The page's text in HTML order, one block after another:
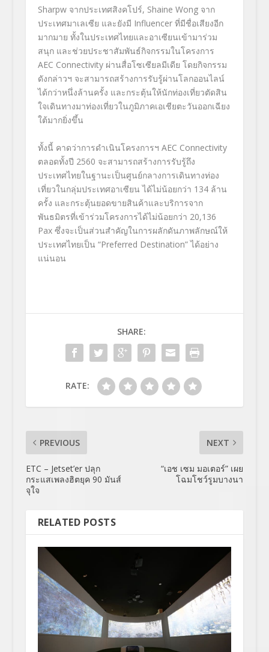
Sharpw จากประเทศสิงคโปร์, Shaine Wong จาก
ประเทศมาเลเซีย และยังมี Influencer ที่มีชื่อเสียงอีก
มากมาย ทั้งในประเทศไทยและอาเซียนเข้ามาร่วม
สนุก และช่วยประชาสัมพันธ์กิจกรรมในโครงการ
AEC Connectivity ผ่านสื่อโซเซียลมีเดีย โดยกิจกรรม
ดังกล่าวฯ จะสามารถสร้างการรับรู้ผ่านโลกออนไลน์
ได้กว่าหนึ่งล้านครั้ง และกระตุ้นให้นักท่องเที่ยวตัดสิน
ใจเดินทางมาท่องเที่ยวในภูมิภาคเอเชียตะวันออกเฉียง
ใต้มากยิ่งขึ้น
ทั้งนี้ คาดว่าการดำเนินโครงการฯ AEC Connectivity
ตลอดทั้งปี 2560 จะสามารถสร้างการรับรู้ถึง
ประเทศไทยในฐานะเป็นศูนย์กลางการเดินทางท่อง
เที่ยวในกลุ่มประเทศอาเซียน ได้ไม่น้อยกว่า 134 ล้าน
ครั้ง และกระตุ้นยอดขายสินค้าและบริการจาก
พันธมิตรที่เข้าร่วมโครงการได้ไม่น้อยกว่า 20,136
Pax ซึ่งจะเป็นส่วนสำคัญในการผลักดันภาพลักษณ์ให้
ประเทศไทยเป็น “Preferred Destination” ได้อย่าง
แน่นอน
SHARE:
RATE:
PREVIOUS
ETC – Jetset’er ปลุก
กระแสเพลงฮิตยุค 90 มันส์
จุใจ
NEXT
“เอช เซม มอเตอร์” เผย
โฉมโชว์รูมบางนา
RELATED POSTS